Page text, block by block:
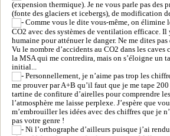
(expension thermique). Je ne vous parle pas des
(fonte des glaciers et icebergs), de modification
Comme vous le dite vous-même, on élimine
CO2 avec des systèmes de ventilation efficace.
humaine pour atténuer le danger. Ne me dites
Vu le nombre d’accidents au CO2 dans les caves
la MSA qui me contredira, mais on s’éloigne un
initial...
Personnellement, je n’aime pas trop les
me prouver par A+B qu’il faut que je me tape
tartine de confiture d’airelles pour comprendre
l’atmosphère me laisse perplexe. J’espère que
m’embrouiller les idées avec des chiffres que je
pas votre genre !
Ni l’orthographe d’ailleurs puisque j’ai